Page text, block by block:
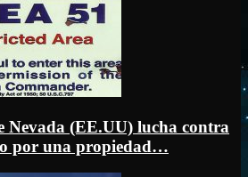
Nevada (EE.UU) lucha contra
por una propiedad…